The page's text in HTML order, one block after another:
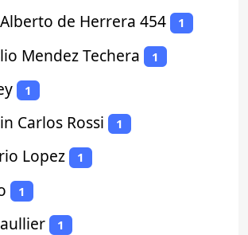
de Herrera 454 1
Mendez Techera 1
1
Carlos Rossi 1
Lopez 1
1
1